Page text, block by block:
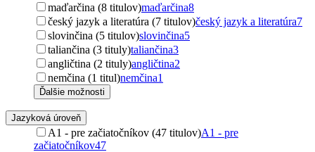
maďarčina (8 titulov)maďarčina8
český jazyk a literatúra (7 titulov)český jazyk a literatúra7
slovinčina (5 titulov)slovinčina5
taliančina (3 tituly)taliančina3
angličtina (2 tituly)angličtina2
nemčina (1 titul)nemčina1
Ďalšie možnosti
Jazyková úroveň
A1 - pre začiatočníkov (47 titulov)A1 - pre
začiatočníkov47